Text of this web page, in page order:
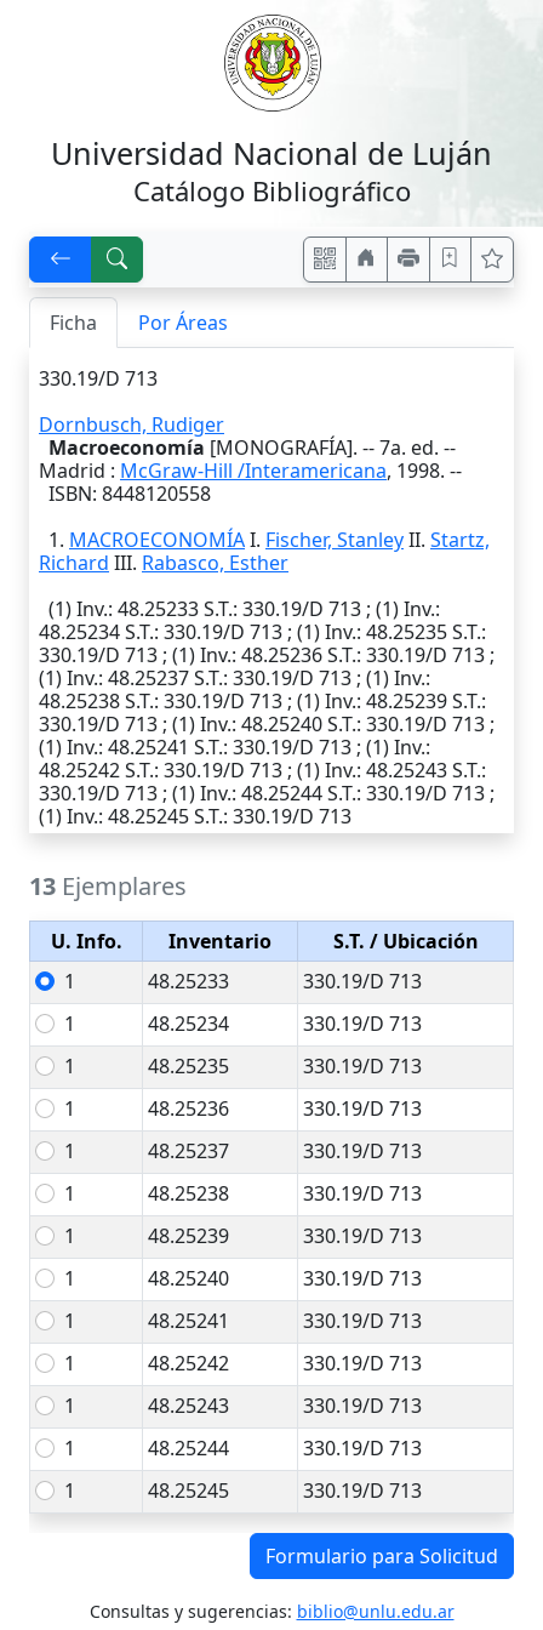
Universidad Nacional de Luján
Catálogo Bibliográfico
Ficha Por Áreas
330.19/D 713
Dornbusch, Rudiger
Macroeconomía [MONOGRAFÍA]. --7a. ed. --
Madrid : McGraw-Hill /Interamericana, 1998. --
ISBN: 8448120558
1. MACROECONOMÍAI. Fischer, StanleyII. Startz,
Richard III. Rabasco, Esther
(1)Inv.: 48.25233S.T.: 330.19/D 713 ; (1)Inv.:
48.25234S.T.: 330.19/D 713 ; (1)Inv.: 48.25235S.T.:
330.19/D 713 ; (1)Inv.: 48.25236S.T.: 330.19/D 713 ;
(1)Inv.: 48.25237S.T.: 330.19/D 713 ; (1)Inv.:
48.25238S.T.: 330.19/D 713 ; (1)Inv.: 48.25239S.T.:
330.19/D 713 ; (1)Inv.: 48.25240S.T.: 330.19/D 713 ;
(1)Inv.: 48.25241 S.T.: 330.19/D 713 ; (1)Inv.:
48.25242S.T.: 330.19/D 713 ; (1)Inv.: 48.25243S.T.:
330.19/D 713 ; (1)Inv.: 48.25244S.T.: 330.19/D 713 ;
(1)Inv.: 48.25245S.T.: 330.19/D 713
13 Ejemplares
U. Info. Inventario S.T. / Ubicación
1
48.25233
330.19/D 713
1
48.25234
330.19/D 713
1
48.25235
330.19/D 713
1
48.25236
330.19/D 713
1
48.25237
330.19/D 713
1
48.25238
330.19/D 713
1
48.25239
330.19/D 713
1
48.25240
330.19/D 713
1
48.25241
330.19/D 713
1
48.25242
330.19/D 713
1
48.25243
330.19/D 713
1
48.25244
330.19/D 713
1
48.25245 330.19/D 713
Formulario para Solicitud
Consultas y sugerencias: biblio@unlu.edu.ar